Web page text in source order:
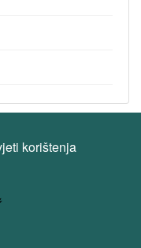
korištenja